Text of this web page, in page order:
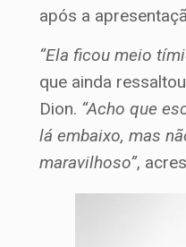
após a
“Ela ficou meio
que ainda
Dion. “Acho que
lá embaixo, mas
maravilhoso”,